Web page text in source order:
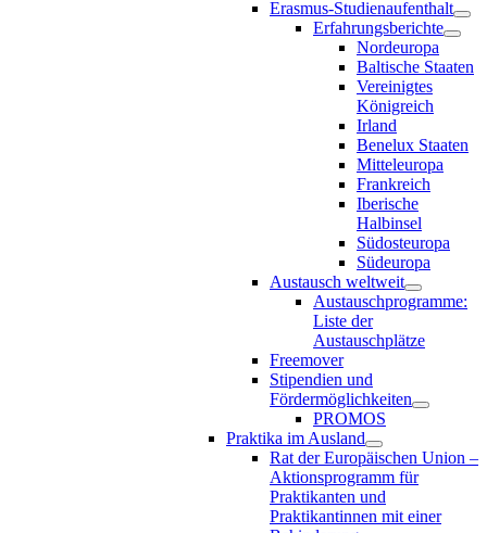
Erasmus-Studienaufenthalt
Erfahrungsberichte
Nordeuropa
Baltische Staaten
Vereinigtes
Königreich
Irland
Benelux Staaten
Mitteleuropa
Frankreich
Iberische
Halbinsel
Südosteuropa
Südeuropa
Austausch weltweit
Austauschprogramme:
Liste der
Austauschplätze
Freemover
Stipendien und
Fördermöglichkeiten
PROMOS
Praktika im Ausland
Rat der Europäischen Union –
Aktionsprogramm für
Praktikanten und
Praktikantinnen mit einer